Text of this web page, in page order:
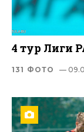
4 тур Лиги
131 ФОТО —